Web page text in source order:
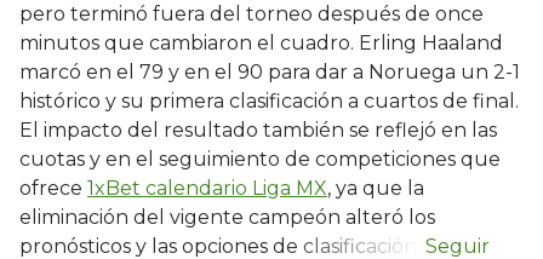
pero terminó fuera del torneo después de once
minutos que cambiaron el cuadro. Erling Haaland
marcó en el 79 y en el 90 para dar a Noruega un 2-1
histórico y su primera clasificación a cuartos de final.
El impacto del resultado también se reflejó en las
cuotas y en el seguimiento de competiciones que
ofrece 1xBet calendario Liga MX, ya que la
eliminación del vigente campeón alteró los
pronósticos y las opciones de clasificación.